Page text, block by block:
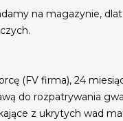
na magazynie,
(FV firma), 24
do rozpatrywania
z ukrytych wad